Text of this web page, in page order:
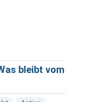
bleibt vom